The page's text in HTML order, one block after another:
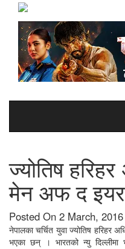
ज्योतिष
मेन अफ द
Posted On 2 March, 2016
नेपालका चर्चित युवा ज्योतिष हरिहर
भएका छन् । भारतको न्यु